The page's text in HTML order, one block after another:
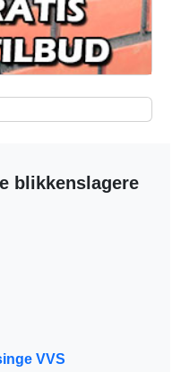
blikkenslagere
VVS